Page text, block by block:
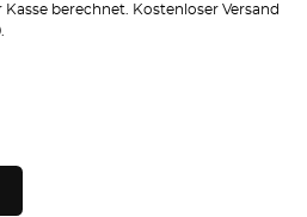
berechnet. Kostenloser Versand